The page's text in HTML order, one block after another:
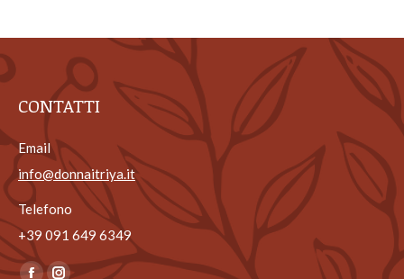
CONTATTI
Email
info@donnaitriya.it
Telefono
+39 ‎091 649 6349
Ci puoi trovare su: